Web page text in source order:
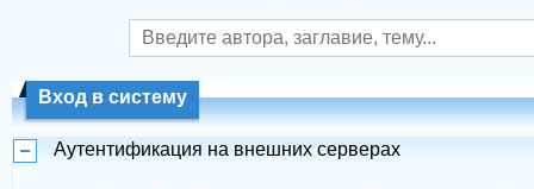
Вход в систему
Аутентификация на внешних серверах